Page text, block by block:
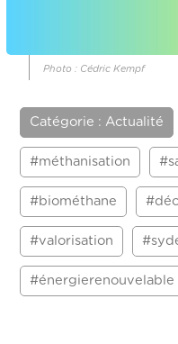
Photo : Cédric Kempf
Catégorie : Actualité
#méthanisation
#biométhane
#valorisation
#énergierenouvelable